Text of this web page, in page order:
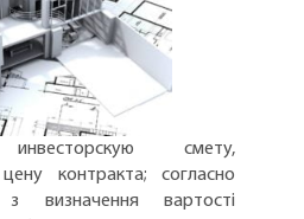
смету,
контракта; согласно
з визначення вартості